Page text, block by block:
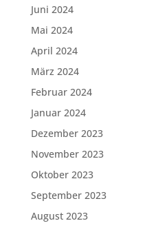
Juni 2024
Mai 2024
April 2024
März 2024
Februar 2024
Januar 2024
Dezember 2023
November 2023
Oktober 2023
September 2023
August 2023